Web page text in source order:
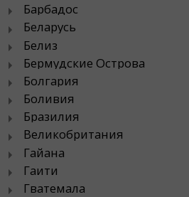
Барбадос
Беларусь
Белиз
Бермудские Острова
Болгария
Боливия
Бразилия
Великобритания
Гайана
Гаити
Гватемала